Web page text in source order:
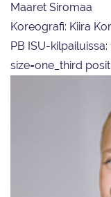
Maaret Siromaa
Koreografi: Kiira
PB ISU-
size=one_third